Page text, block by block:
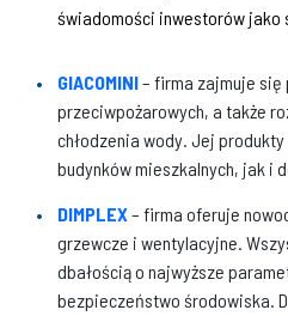
świadomości inwestorów jako
GIACOMINI– firma zajmuje
przeciwpożarowych, a także
chłodzenia wody. Jej
budynków mieszkalnych, jak i
DIMPLEX– firma oferuje
grzewcze i wentylacyjne.
dbałością o najwyższe
bezpieczeństwo środowiska.